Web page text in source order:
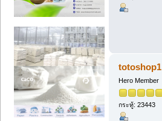
totoshop1
Hero Member
กระทู้: 23443